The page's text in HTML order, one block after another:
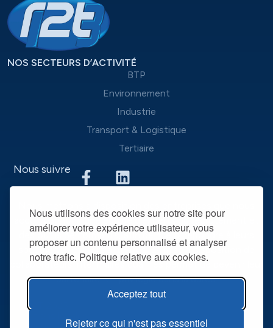
Nous utilisons des cookies sur notre site pour
améliorer votre expérience utilisateur, vous
proposer un contenu personnalisé et analyser
notre trafic. Politique relative aux cookies.
Acceptez tout
Rejeter ce qui n'est pas essentiel
NOS SECTEURS D’ACTIVITÉ
BTP
Environnement
Industrie
Transport & Logistique
Tertiaire
Nous suivre
accompagnons une équipe d’experts du recrutement et
des outils performants, afin de mieux répondre à leurs
spécificités et leurs attentes. La mise à disposition de
collaborateurs intérimaires qualifiés permet de devenir leur
partenaire RH privilégié dans la durée.
@ R2T 2025
Politique de confidentialité